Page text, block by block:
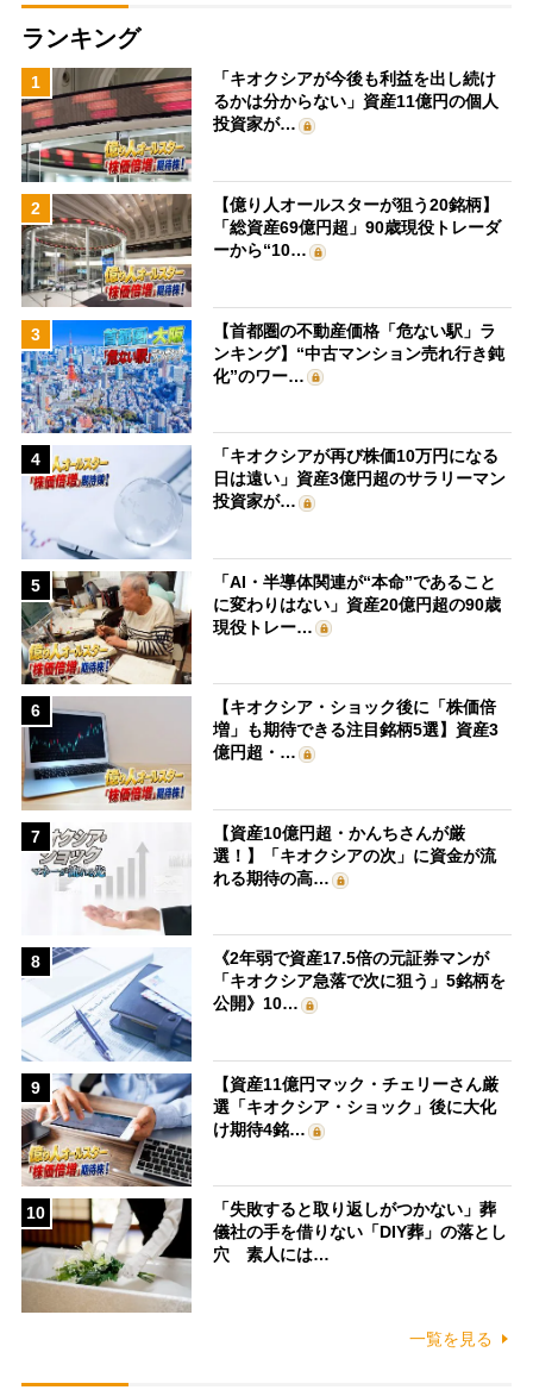
ランキング
1
「キオクシアが今後も利益を出し続け
るかは分からない」資産11億円の個人
投資家が…
2
【億り人オールスターが狙う20銘柄】
「総資産69億円超」90歳現役トレーダ
ーから“10…
3
【首都圏の不動産価格「危ない駅」ラ
ンキング】“中古マンション売れ行き鈍
化”のワー…
4
「キオクシアが再び株価10万円になる
日は遠い」資産3億円超のサラリーマン
投資家が…
5
「AI・半導体関連が“本命”であること
に変わりはない」資産20億円超の90歳
現役トレー…
6
【キオクシア・ショック後に「株価倍
増」も期待できる注目銘柄5選】資産3
億円超・…
7
【資産10億円超・かんちさんが厳
選！】「キオクシアの次」に資金が流
れる期待の高…
8
《2年弱で資産17.5倍の元証券マンが
「キオクシア急落で次に狙う」5銘柄を
公開》10…
9
【資産11億円マック・チェリーさん厳
選「キオクシア・ショック」後に大化
け期待4銘…
10
「失敗すると取り返しがつかない」葬
儀社の手を借りない「DIY葬」の落とし
穴 素人には…
一覧を見る